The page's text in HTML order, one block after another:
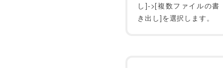
し]->[複数ファイルの書
き出し]を選択します。